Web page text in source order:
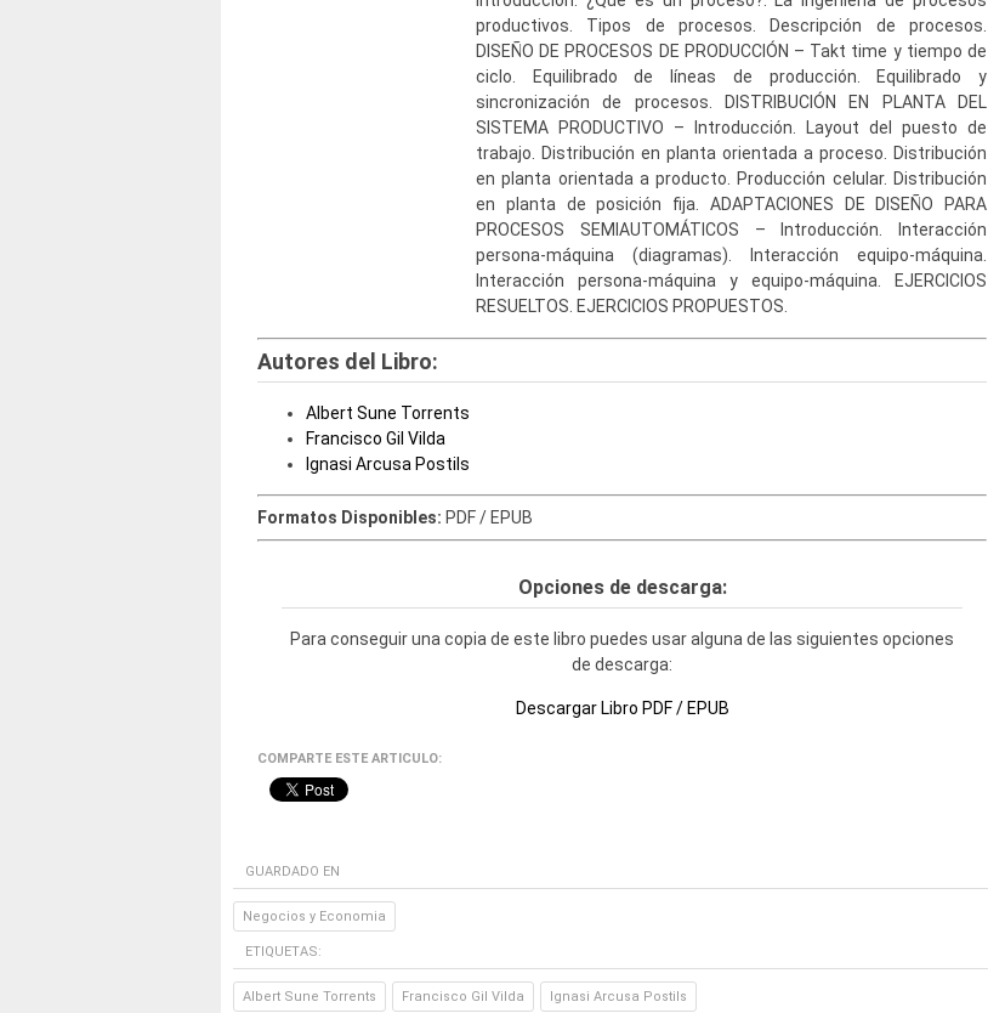
productivos. Tipos de procesos. Descripción de procesos.
DISEÑO DE PROCESOS DE PRODUCCIÓN – Takt time y tiempo de
ciclo. Equilibrado de líneas de producción. Equilibrado y
sincronización de procesos. DISTRIBUCIÓN EN PLANTA DEL
SISTEMA PRODUCTIVO – Introducción. Layout del puesto de
trabajo. Distribución en planta orientada a proceso. Distribución
en planta orientada a producto. Producción celular. Distribución
en planta de posición fija. ADAPTACIONES DE DISEÑO PARA
PROCESOS SEMIAUTOMÁTICOS – Introducción. Interacción
persona-máquina (diagramas). Interacción equipo-máquina.
Interacción persona-máquina y equipo-máquina. EJERCICIOS
RESUELTOS. EJERCICIOS PROPUESTOS.
Autores del Libro:
Albert Sune Torrents
Francisco Gil Vilda
Ignasi Arcusa Postils
Formatos Disponibles: PDF / EPUB
Opciones de descarga:
Para conseguir una copia de este libro puedes usar alguna de las siguientes opciones
de descarga:
Descargar Libro PDF / EPUB
COMPARTE ESTE ARTICULO:
GUARDADO EN
Negocios y Economia
ETIQUETAS:
Albert Sune Torrents Francisco Gil Vilda Ignasi Arcusa Postils